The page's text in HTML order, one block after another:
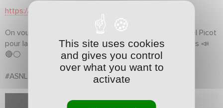
https://bit.ly/3vVH9yL
On vous attend nombreux vendredi soir au stade Marcel Picot
pour la réception du SO Cholet pour soutenir nos joueurs 📣
🔴⚪️
#ASNL I #FiersDeNosCouleurs I #NationalFFF
This site uses cookies
and gives you control
over what you want to
activate